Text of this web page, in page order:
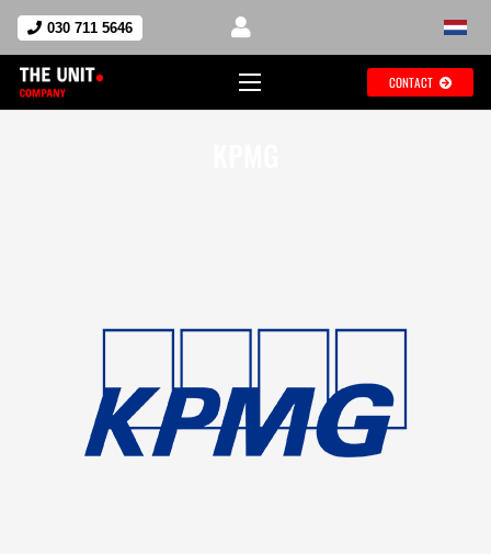
030 711 5646
CONTACT